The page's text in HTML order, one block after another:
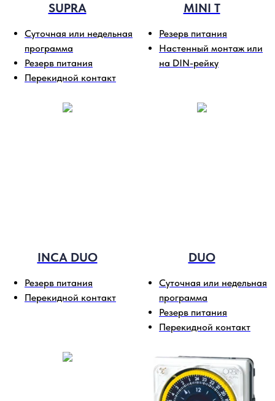
SUPRA
Суточная или недельная
программа
Резерв питания
Перекидной контакт
MINI T
Резерв питания
Настенный монтаж или
на DIN-рейку
INCA DUO
Резерв питания
Перекидной контакт
DUO
Суточная или недельная
программа
Резерв питания
Перекидной контакт